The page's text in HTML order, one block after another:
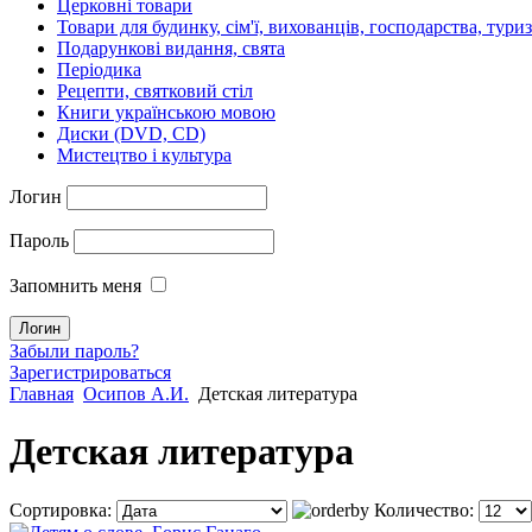
Церковні товари
Товари для будинку, сім'ї, вихованців, господарства,
Подарункові видання, свята
Періодика
Рецепти, святковий стіл
Книги українською мовою
Диски (DVD, CD)
Мистецтво і культура
Логин
Пароль
Запомнить меня
Забыли пароль?
Зарегистрироваться
Главная Осипов А.И. Детская литература
Детская литература
Сортировка: Количество: